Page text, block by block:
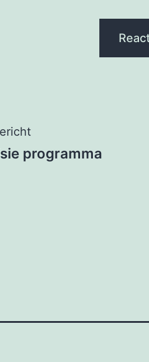
programma